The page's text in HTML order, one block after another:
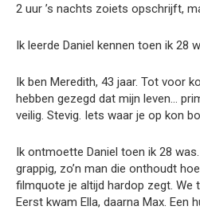
2 uur ’s nachts zoiets opschrijft,
Ik leerde Daniel kennen toen ik 28
Ik ben Meredith, 43 jaar. Tot voor
hebben gezegd dat mijn leven…
veilig. Stevig. Iets waar je op kon
Ik ontmoette Daniel toen ik 28
grappig, zo’n man die onthoudt
filmquote je altijd hardop zegt. We
Eerst kwam Ella, daarna Max. Een